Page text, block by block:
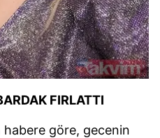
FIRLATTI
habere göre, gecenin